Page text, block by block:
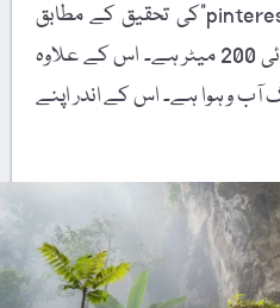
انگریزی ویب سائٹ "pinterest.com”کی تحقیق کے مطابق
"Han Son Doong” کی لمبائی 200 میٹر ہے۔ اس کے علاوہ
آب و ہوا ہے۔ اس کے اندر اپنے